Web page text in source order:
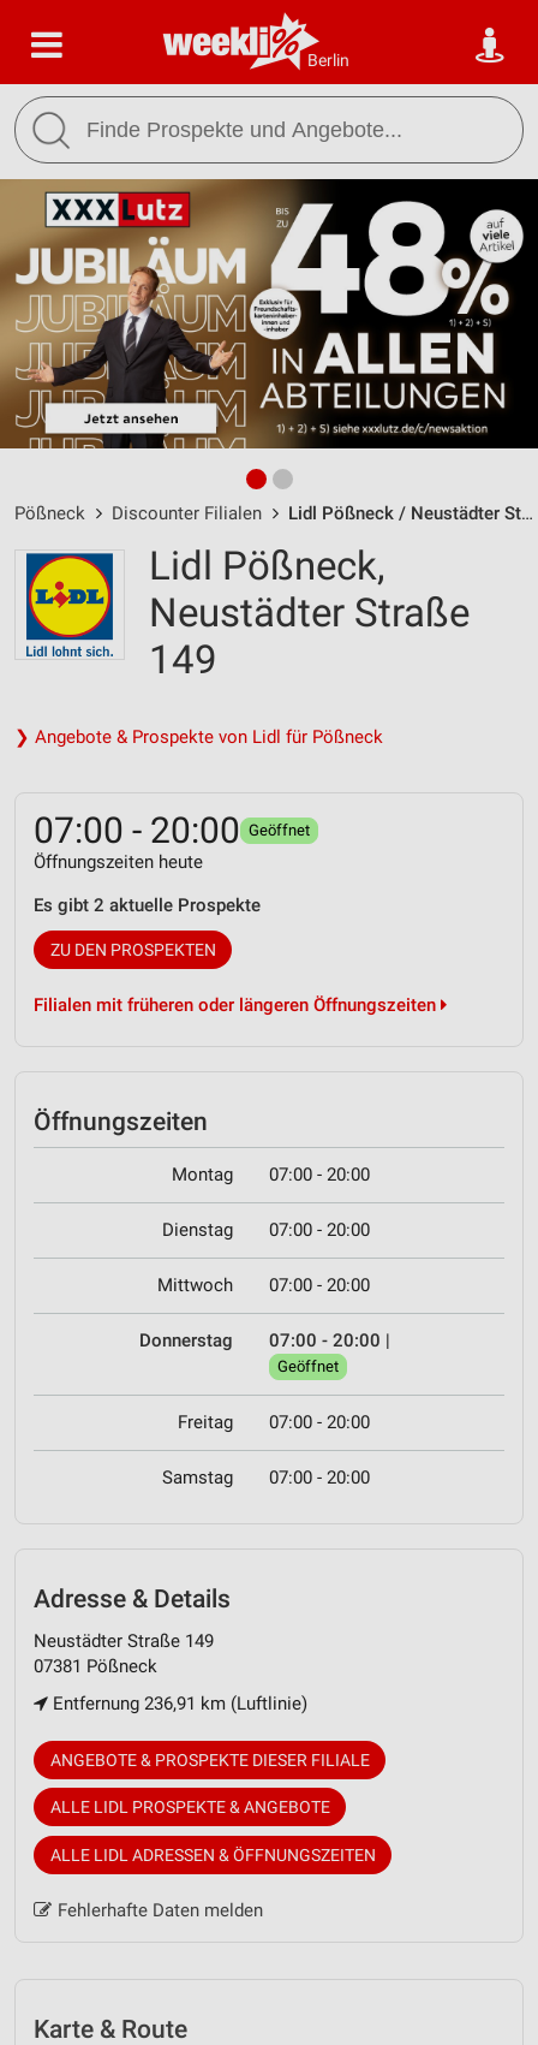
Berlin
Pößneck Discounter Filialen Lidl Pößneck / Neustädter Straße 149 - Öffnungszeiten & Adresse
Lidl Pößneck,
Neustädter Straße
149
❯ Angebote & Prospekte von Lidl für Pößneck
07:00 - 20:00 Geöffnet
Öffnungszeiten heute
Es gibt 2 aktuelle Prospekte
ZU DEN PROSPEKTEN
Filialen mit früheren oder längeren Öffnungszeiten
Öffnungszeiten
Montag 07:00 - 20:00
Dienstag 07:00 - 20:00
Mittwoch 07:00 - 20:00
Donnerstag 07:00 - 20:00 |
Geöffnet
Freitag 07:00 - 20:00
Samstag 07:00 - 20:00
Adresse & Details
Neustädter Straße 149
07381 Pößneck
Entfernung 236,91 km (Luftlinie)
ANGEBOTE & PROSPEKTE DIESER FILIALE
ALLE LIDL PROSPEKTE & ANGEBOTE
ALLE LIDL ADRESSEN & ÖFFNUNGSZEITEN
Fehlerhafte Daten melden
Karte & Route